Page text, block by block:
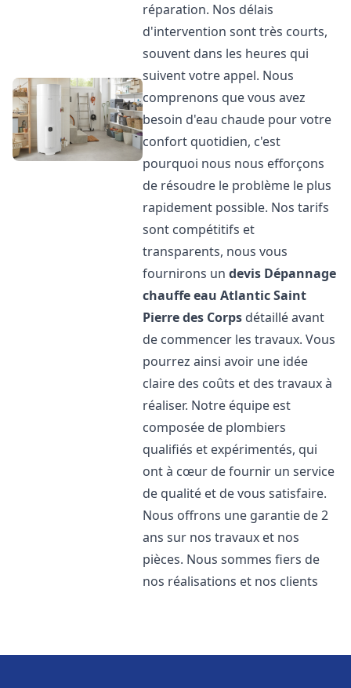
réparation. Nos délais
d'intervention sont très courts,
souvent dans les heures qui
suivent votre appel. Nous
comprenons que vous avez
besoin d'eau chaude pour votre
confort quotidien, c'est
pourquoi nous nous efforçons
de résoudre le problème le plus
rapidement possible. Nos tarifs
sont compétitifs et
transparents, nous vous
fournirons undevis Dépannage
chauffe eau AtlanticSaint
Pierre des Corps détaillé avant
de commencer les travaux. Vous
pourrez ainsi avoir une idée
claire des coûts et des travaux à
réaliser. Notre équipe est
composée de plombiers
qualifiés et expérimentés, qui
ont à cœur de fournir un service
de qualité et de vous satisfaire.
Nous offrons une garantie de 2
ans sur nos travaux et nos
pièces. Nous sommes fiers de
nos réalisations et nos clients